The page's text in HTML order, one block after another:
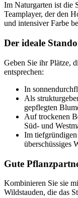
Im Naturgarten ist die
Teamplayer, der den
und intensiver Farbe
Der ideale
Geben Sie ihr Plätze,
entsprechen:
In
Als
gepflegten
Auf trockenen
Süd- und
Im
überschüssiges
Gute
Kombinieren Sie sie
Wildstauden, die das